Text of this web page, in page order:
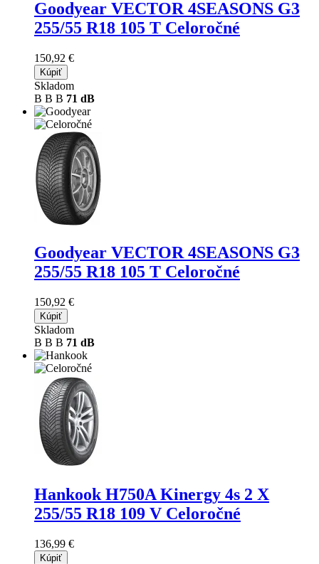
Goodyear VECTOR 4SEASONS G3
255/55 R18 105 T Celoročné
150,92 €
Kúpiť
Skladom
B B B 71 dB
Goodyear VECTOR 4SEASONS G3
255/55 R18 105 T Celoročné
150,92 €
Kúpiť
Skladom
B B B 71 dB
Hankook H750A Kinergy 4s 2 X
255/55 R18 109 V Celoročné
136,99 €
Kúpiť